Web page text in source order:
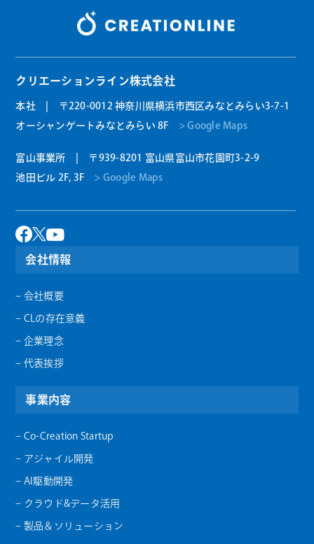
クリエーションライン株式会社
本社 | 〒220-0012 神奈川県横浜市西区みなとみらい3-7-1
オーシャンゲートみなとみらい 8F > Google Maps
富山事業所 | 〒939-8201 富山県富山市花園町3-2-9
池田ビル 2F, 3F > Google Maps
会社情報
– 会社概要
– CLの存在意義
– 企業理念
– 代表挨拶
事業内容
– Co-Creation Startup
– アジャイル開発
– AI駆動開発
– クラウド&データ活用
– 製品＆ソリューション